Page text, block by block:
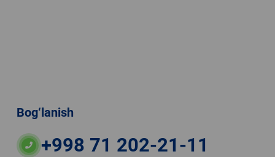
Bog‘lanish
+998 71 202-21-11